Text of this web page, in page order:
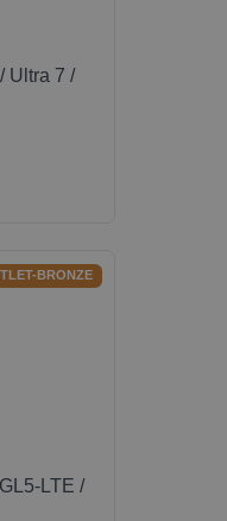
Ultra 7 /
BRONZE
LTE /